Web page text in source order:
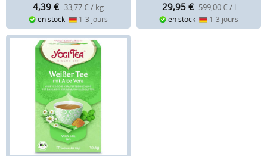
4,39 € 33,77 € / kg
en stock 1-3 jours
29,95 € 599,00 € / l
en stock 1-3 jours